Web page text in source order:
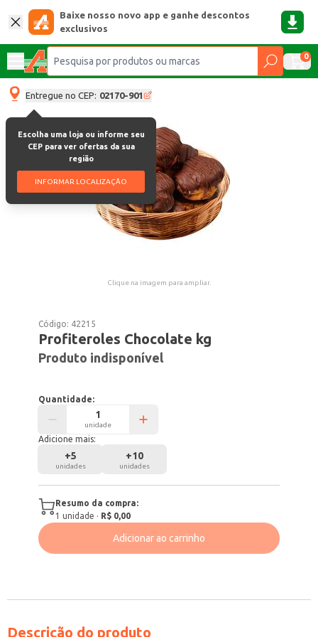
Baixe nosso novo app e ganhe descontos
exclusivos
0
Entregue no CEP: 02170-901
Escolha uma loja ou informe seu
CEP para ver ofertas da sua
região
INFORMAR LOCALIZAÇÃO
Clique na imagem para ampliar.
Código: 42215
Profiteroles Chocolate kg
Produto indisponível
Quantidade:
unidade
Adicione mais:
+5
unidades
+10
unidades
Resumo da compra:
1 unidade · R$ 0,00
Adicionar ao carrinho
Descrição do produto